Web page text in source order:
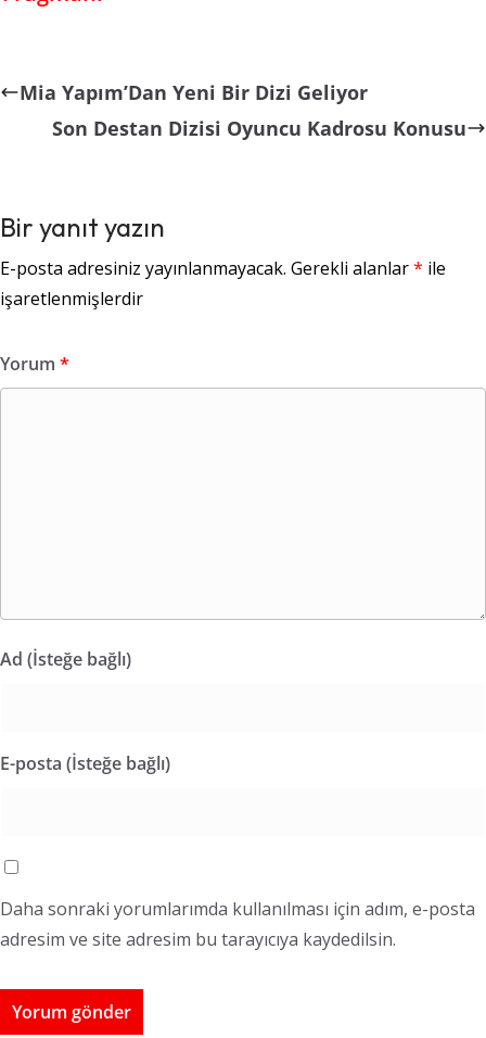
Mia Yapım’Dan Yeni Bir Dizi Geliyor
Son Destan Dizisi Oyuncu Kadrosu Konusu
Bir yanıt yazın
E-posta adresiniz yayınlanmayacak. Gerekli alanlar* ile
işaretlenmişlerdir
Yorum *
Ad (İsteğe bağlı)
E-posta (İsteğe bağlı)
Daha sonraki yorumlarımda kullanılması için adım, e-posta
adresim ve site adresim bu tarayıcıya kaydedilsin.